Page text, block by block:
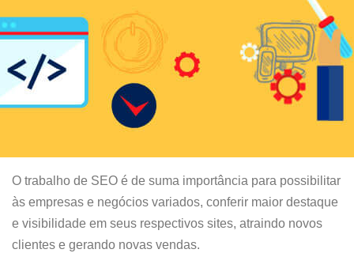
O trabalho de SEO é de suma importância para possibilitar
às empresas e negócios variados, conferir maior destaque
e visibilidade em seus respectivos sites, atraindo novos
clientes e gerando novas vendas.